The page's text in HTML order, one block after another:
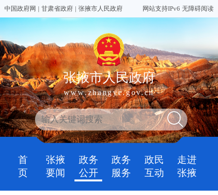
中国政府网 | 甘肃省政府 | 张掖市人民政府 网站支持IPv6 无障碍阅读
张掖市人民政府
www.zhangye.gov.cn
首
页
张掖
要闻
政务
公开
政务
服务
政民
互动
走进
张掖